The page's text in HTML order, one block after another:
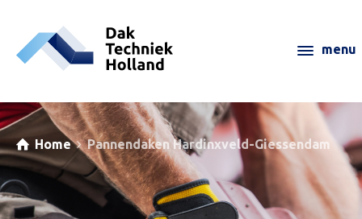
Home Pannendaken Hardinxveld-Giessendam